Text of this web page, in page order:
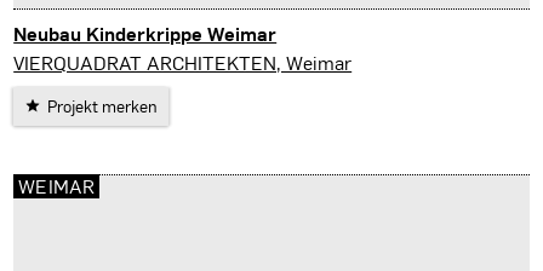
Neubau Kinderkrippe Weimar
Weimar
VIERQUADRAT ARCHITEKTEN, Weimar
Projekt merken
WEIMAR